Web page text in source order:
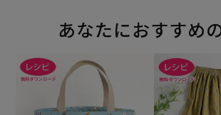
あなたにおすすめ